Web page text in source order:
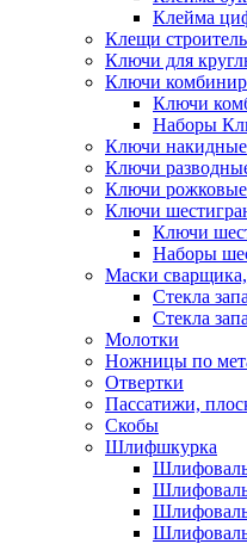
Клейма
Клещи
Ключи для
Ключи
Ключи
Наборы
Ключи накидные
Ключи
Ключи рожковые
Ключи
Ключи
Наборы
Маски сварщика,
Стекла
Стекла
Молотки
Ножницы по
Отвертки
Пассатижи,
Скобы
Шлифшкурка